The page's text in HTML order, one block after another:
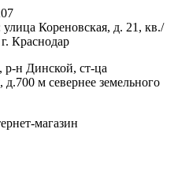
Кореновская, д. 21, кв./
Краснодар
р-н Динской, ст-ца
м севернее земельного
магазин